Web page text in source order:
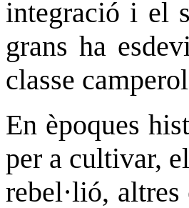
integració i el
grans ha
classe
En èpoques
per a cultivar,
rebel·lió,